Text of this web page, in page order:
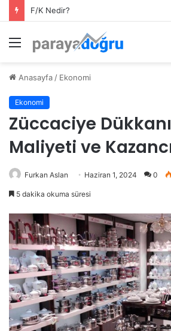
Menü
Anasayfa / Ekonomi
Ekonomi
Züccaciye
Maliyeti ve
Furkan Aslan Haziran 1, 2024 0
5 dakika okuma süresi